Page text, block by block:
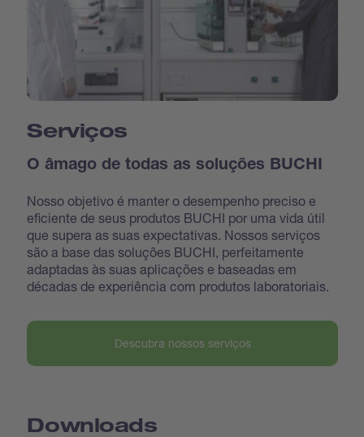
Serviços
O âmago de todas as soluções BUCHI
Nosso objetivo é manter o desempenho preciso e
eficiente de seus produtos BUCHI por uma vida útil
que supera as suas expectativas. Nossos serviços
são a base das soluções BUCHI, perfeitamente
adaptadas às suas aplicações e baseadas em
décadas de experiência com produtos laboratoriais.
Descubra nossos serviços
Downloads